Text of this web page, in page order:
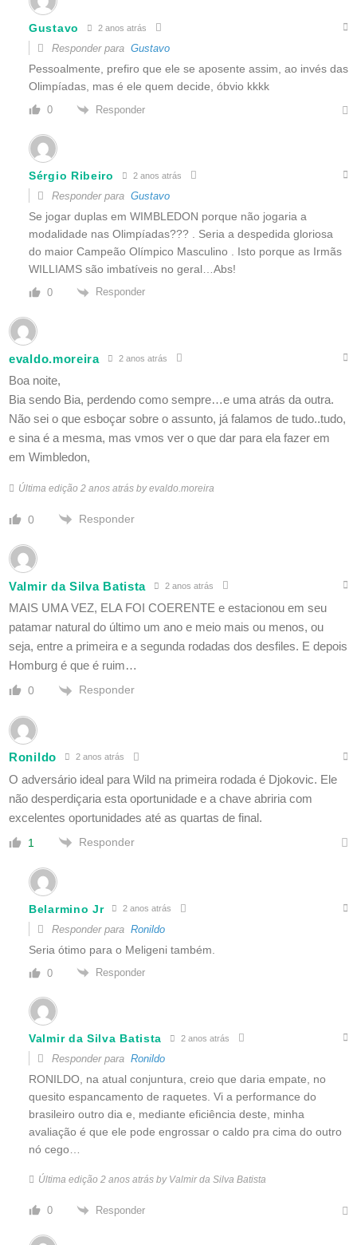
Gustavo 2 anos atrás
Responder para Gustavo
Pessoalmente, prefiro que ele se aposente assim, ao invés das
Olimpíadas, mas é ele quem decide, óbvio kkkk
0 Responder
Sérgio Ribeiro 2 anos atrás
Responder para Gustavo
Se jogar duplas em WIMBLEDON porque não jogaria a
modalidade nas Olimpíadas??? . Seria a despedida gloriosa
do maior Campeão Olímpico Masculino . Isto porque as Irmãs
WILLIAMS são imbatíveis no geral…Abs!
0 Responder
evaldo.moreira 2 anos atrás
Boa noite,
Bia sendo Bia, perdendo como sempre…e uma atrás da outra.
Não sei o que esboçar sobre o assunto, já falamos de tudo..tudo,
e sina é a mesma, mas vmos ver o que dar para ela fazer em
em Wimbledon,
Última edição 2 anos atrás by evaldo.moreira
0 Responder
Valmir da Silva Batista 2 anos atrás
MAIS UMA VEZ, ELA FOI COERENTE e estacionou em seu
patamar natural do último um ano e meio mais ou menos, ou
seja, entre a primeira e a segunda rodadas dos desfiles. E depois
Homburg é que é ruim…
0 Responder
Ronildo 2 anos atrás
O adversário ideal para Wild na primeira rodada é Djokovic. Ele
não desperdiçaria esta oportunidade e a chave abriria com
excelentes oportunidades até as quartas de final.
1 Responder
Belarmino Jr 2 anos atrás
Responder para Ronildo
Seria ótimo para o Meligeni também.
0 Responder
Valmir da Silva Batista 2 anos atrás
Responder para Ronildo
RONILDO, na atual conjuntura, creio que daria empate, no
quesito espancamento de raquetes. Vi a performance do
brasileiro outro dia e, mediante eficiência deste, minha
avaliação é que ele pode engrossar o caldo pra cima do outro
nó cego…
Última edição 2 anos atrás by Valmir da Silva Batista
0 Responder